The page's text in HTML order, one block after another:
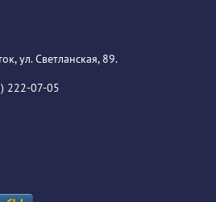
ул. Светланская, 89.
222-07-05